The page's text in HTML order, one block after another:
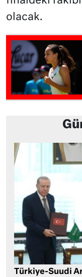
olacak.
Türkiye-Suudi